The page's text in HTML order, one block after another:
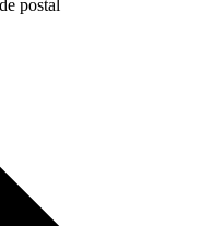
postal